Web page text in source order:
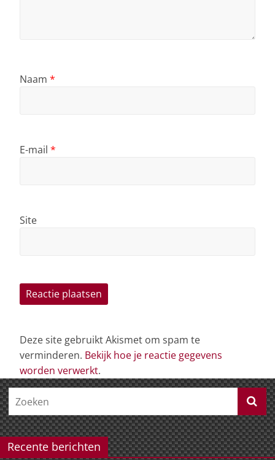
Naam *
E-mail *
Site
Deze site gebruikt Akismet om spam te
verminderen. Bekijk hoe je reactie gegevens
worden verwerkt.
Recente berichten